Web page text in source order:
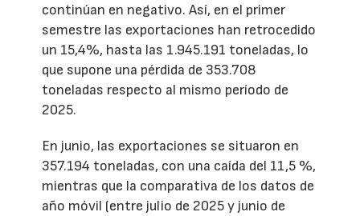
continúan en negativo. Así, en el primer
semestre las exportaciones han retrocedido
un 15,4%, hasta las 1.945.191 toneladas, lo
que supone una pérdida de 353.708
toneladas respecto al mismo período de
2025.
En junio, las exportaciones se situaron en
357.194 toneladas, con una caída del 11,5 %,
mientras que la comparativa de los datos de
año móvil (entre julio de 2025 y junio de